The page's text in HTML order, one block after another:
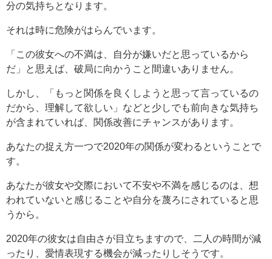
分の気持ちとなります。
それは時に危険がはらんでいます。
「この彼女への不満は、自分が嫌いだと思っているから
だ」と思えば、破局に向かうこと間違いありません。
しかし、「もっと関係を良くしようと思って言っているの
だから、理解して欲しい」などと少しでも前向きな気持ち
が含まれていれば、関係改善にチャンスがあります。
あなたの捉え方一つで2020年の関係が変わるということで
す。
あなたが彼女や交際において不安や不満を感じるのは、想
われていないと感じることや自分を蔑ろにされていると思
うから。
2020年の彼女は自由さが目立ちますので、二人の時間が減
ったり、愛情表現する機会が減ったりしそうです。